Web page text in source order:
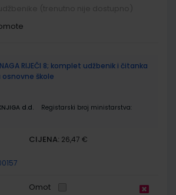
RIJEČI 8; komplet udžbenik i čitanka
škole
d.d.
Registarski broj ministarstva:
CIJENA: 26,47 €
Omot